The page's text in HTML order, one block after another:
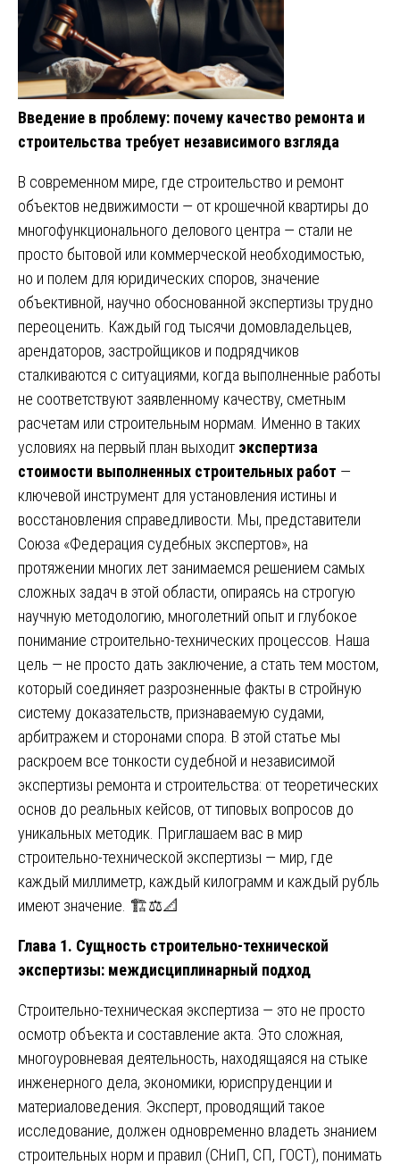
Введение в проблему: почему качество ремонта и
строительства требует независимого взгляда
В современном мире, где строительство и ремонт
объектов недвижимости — от крошечной квартиры до
многофункционального делового центра — стали не
просто бытовой или коммерческой необходимостью,
но и полем для юридических споров, значение
объективной, научно обоснованной экспертизы трудно
переоценить. Каждый год тысячи домовладельцев,
арендаторов, застройщиков и подрядчиков
сталкиваются с ситуациями, когда выполненные работы
не соответствуют заявленному качеству, сметным
расчетам или строительным нормам. Именно в таких
условиях на первый план выходит экспертиза
стоимости выполненных строительных работ —
ключевой инструмент для установления истины и
восстановления справедливости. Мы, представители
Союза «Федерация судебных экспертов», на
протяжении многих лет занимаемся решением самых
сложных задач в этой области, опираясь на строгую
научную методологию, многолетний опыт и глубокое
понимание строительно-технических процессов. Наша
цель — не просто дать заключение, а стать тем мостом,
который соединяет разрозненные факты в стройную
систему доказательств, признаваемую судами,
арбитражем и сторонами спора. В этой статье мы
раскроем все тонкости судебной и независимой
экспертизы ремонта и строительства: от теоретических
основ до реальных кейсов, от типовых вопросов до
уникальных методик. Приглашаем вас в мир
строительно-технической экспертизы — мир, где
каждый миллиметр, каждый килограмм и каждый рубль
имеют значение. 🏗️⚖️📐
Глава 1. Сущность строительно-технической
экспертизы: междисциплинарный подход
Строительно-техническая экспертиза — это не просто
осмотр объекта и составление акта. Это сложная,
многоуровневая деятельность, находящаяся на стыке
инженерного дела, экономики, юриспруденции и
материаловедения. Эксперт, проводящий такое
исследование, должен одновременно владеть знанием
строительных норм и правил (СНиП, СП, ГОСТ), понимать